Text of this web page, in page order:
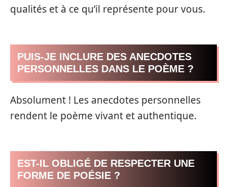
qualités et à ce qu’il représente pour vous.
PUIS-JE INCLURE DES ANECDOTES
PERSONNELLES DANS LE POÈME ?
Absolument ! Les anecdotes personnelles
rendent le poème vivant et authentique.
EST-IL OBLIGÉ DE RESPECTER UNE
FORME DE POÉSIE ?